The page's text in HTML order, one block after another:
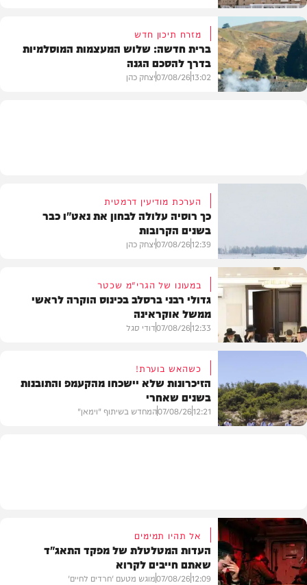
מזג האוויר
מזרח תיכון חדש
ברית חדשה: שלוש המעצמות המוסלמיות
בדרך להסכם הגנה
13:02
07/08/26יצחק כהן
הערכת מודיעין דרמטית
כך רוסיה עלולה לבחון את נאט"ו כבר
בשנים הקרובות
12:39
07/08/26יצחק כהן
חרדים
במעונו של הגרי"מ שכטר
גדולי רבני ברסלב בכינוס הוקרה לראשי
ממשל אוקראינה
12:33
07/08/26דודי סגל
כשהאש בוערת!
הזיכרונות שלא יישכחו מהקעמפ והתובנות
בשנים שאחרי
12:21
07/08/26המחדש בשיתוף "וימאן"
אל תהיו תמימים
העדות המטלטלת של מפקד התאג"ד
שאתם חייבים לקרוא
12:09
07/08/26מוגש מטעם 'חרדים לחיים'